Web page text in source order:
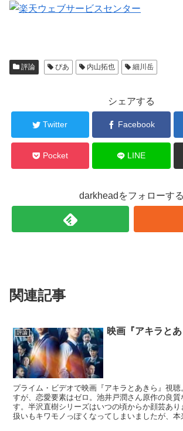
評論 ぴあ 内山拓也 細川岳
シェアする
Twitter Facebook
Pocket LINE
darkheadをフォローする
関連記事
評論 映画『アキラとあ
プライム・ビデオで映画『アキラとあきら』視
すが、恋愛要素はゼロ。池井戸潤さん原作の良
す。半沢直樹シリーズはいつの頃からか顔芸あり
扱いもキワモノっぽくなってしまいましたが、本